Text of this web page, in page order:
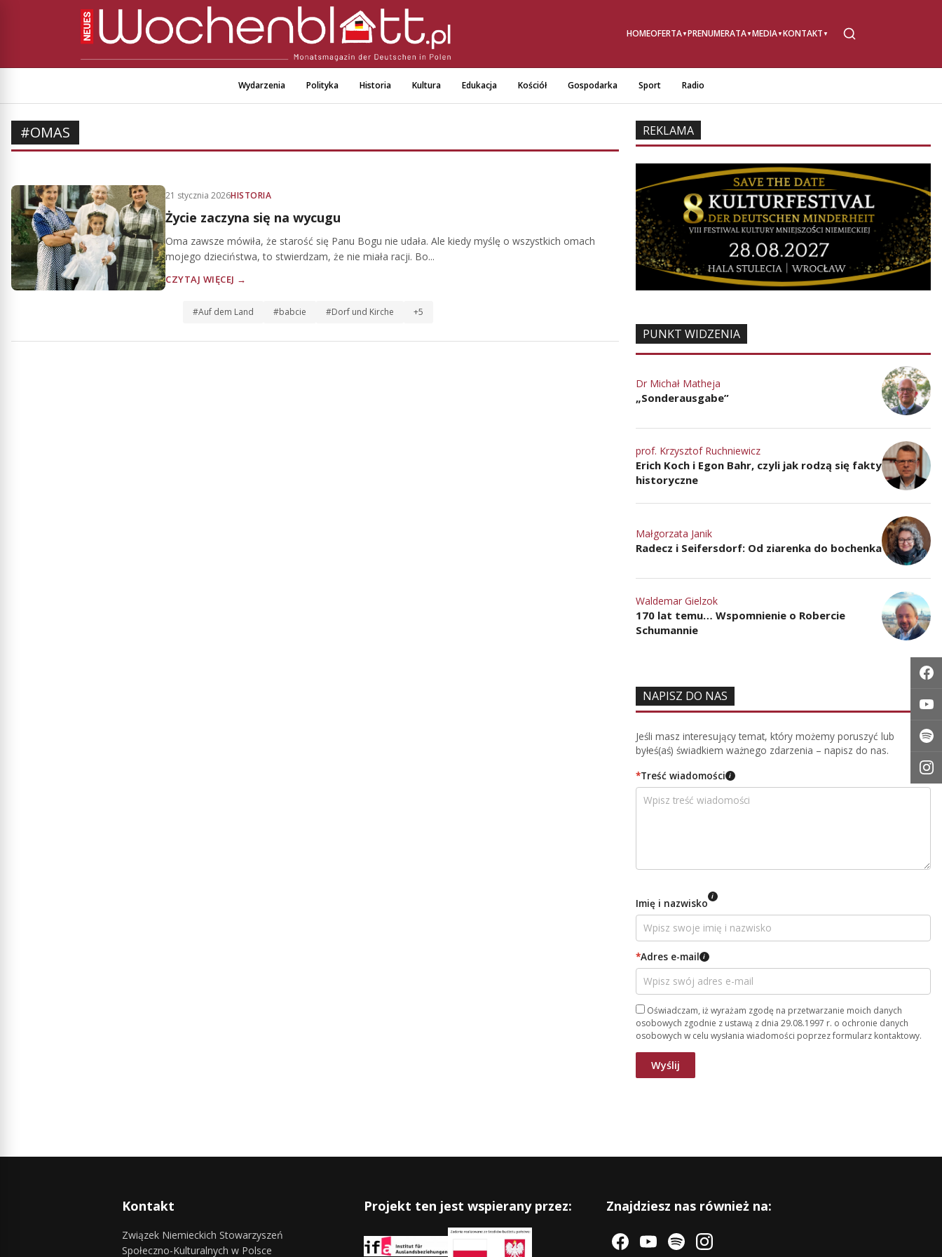
HOMEOFERTA PRENUMERATA MEDIA KONTAKT
Wydarzenia Polityka Historia Kultura Edukacja Kościół Gospodarka Sport Radio
#OMAS
21 stycznia 2026HISTORIA
Życie zaczyna się na wycugu
Oma zawsze mówiła, że starość się Panu Bogu nie udała. Ale kiedy myślę o wszystkich omach
mojego dzieciństwa, to stwierdzam, że nie miała racji. Bo...
CZYTAJ WIĘCEJ →
#Auf dem Land #babcie #Dorf und Kirche +5
REKLAMA
PUNKT WIDZENIA
Dr Michał Matheja
„Sonderausgabe”
prof. Krzysztof Ruchniewicz
Erich Koch i Egon Bahr, czyli jak rodzą się fakty
historyczne
Małgorzata Janik
Radecz i Seifersdorf: Od ziarenka do bochenka
Waldemar Gielzok
170 lat temu… Wspomnienie o Robercie
Schumannie
NAPISZ DO NAS
Jeśli masz interesujący temat, który możemy poruszyć lub
byłeś(aś) świadkiem ważnego zdarzenia – napisz do nas.
*Treść wiadomości i
Imię i nazwisko i
*Adres e-mail i
Oświadczam, iż wyrażam zgodę na przetwarzanie moich danych
osobowych zgodnie z ustawą z dnia 29.08.1997 r. o ochronie danych
osobowych w celu wysłania wiadomości poprzez formularz kontaktowy.
Kontakt
Związek Niemieckich Stowarzyszeń
Społeczno-Kulturalnych w Polsce
Projekt ten jest wspierany przez: Znajdziesz nas również na: